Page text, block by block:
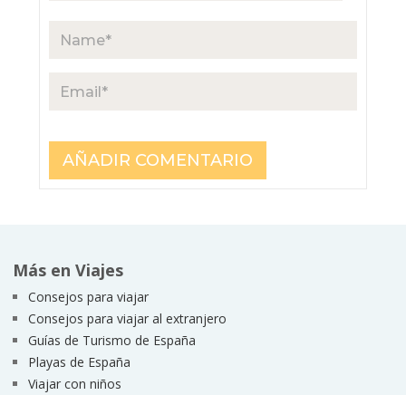
Más en Viajes
Consejos para viajar
Consejos para viajar al extranjero
Guías de Turismo de España
Playas de España
Viajar con niños